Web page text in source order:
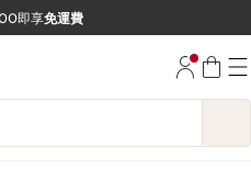
即享免運費